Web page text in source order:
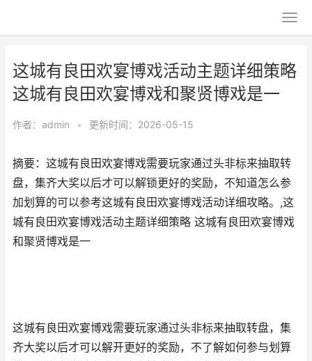
这城有良田欢宴博戏活动主题详细策略
这城有良田欢宴博戏和聚贤博戏是一
作者： admin • 更新时间：2026-05-15
摘要：这城有良田欢宴博戏需要玩家通过头非标来抽取转
盘，集齐大奖以后才可以解锁更好的奖励，不知道怎么参
加划算的可以参考这城有良田欢宴博戏活动详细攻略。,这
城有良田欢宴博戏活动主题详细策略 这城有良田欢宴博戏
和聚贤博戏是一
这城有良田欢宴博戏需要玩家通过头非标来抽取转盘，集
齐大奖以后才可以解开更好的奖励，不了解如何参与划算